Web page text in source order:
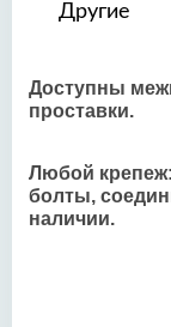
Другие
Доступны
проставки.
Любой
болты,
наличии.